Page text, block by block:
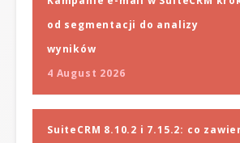
od segmentacji do analizy
wyników
4 August 2026
SuiteCRM 8.10.2 i 7.15.2: co